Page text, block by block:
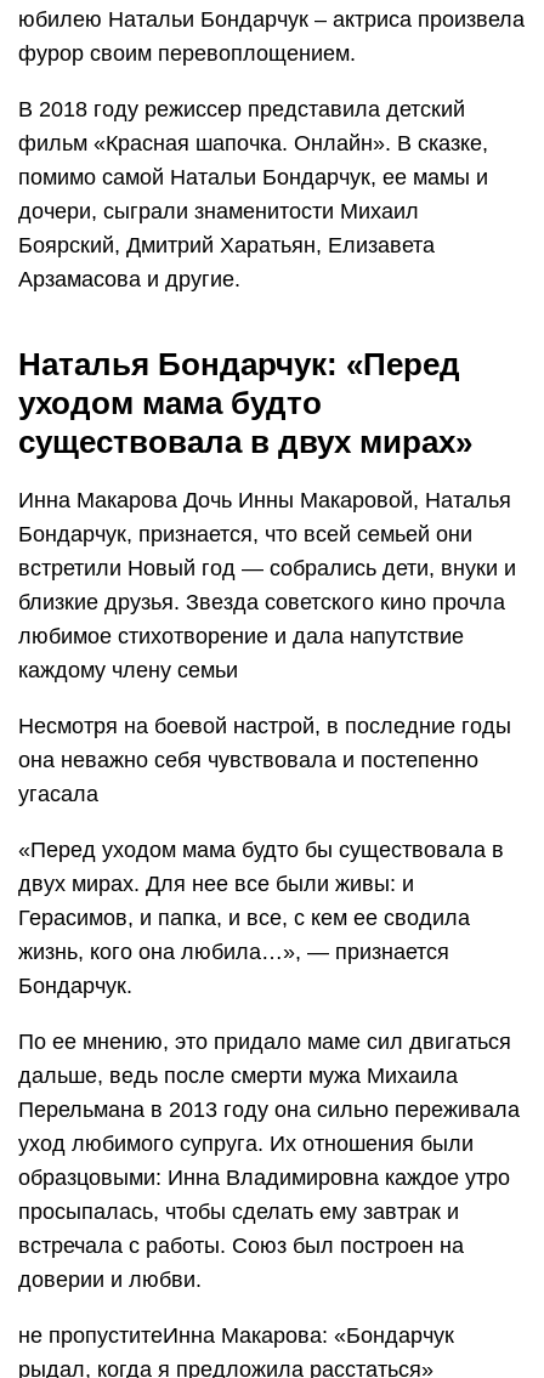
юбилею Натальи Бондарчук – актриса произвела
фурор своим перевоплощением.
В 2018 году режиссер представила детский
фильм «Красная шапочка. Онлайн». В сказке,
помимо самой Натальи Бондарчук, ее мамы и
дочери, сыграли знаменитости Михаил
Боярский, Дмитрий Харатьян, Елизавета
Арзамасова и другие.
Наталья Бондарчук: «Перед
уходом мама будто
существовала в двух мирах»
Инна Макарова Дочь Инны Макаровой, Наталья
Бондарчук, признается, что всей семьей они
встретили Новый год — собрались дети, внуки и
близкие друзья. Звезда советского кино прочла
любимое стихотворение и дала напутствие
каждому члену семьи
Несмотря на боевой настрой, в последние годы
она неважно себя чувствовала и постепенно
угасала
«Перед уходом мама будто бы существовала в
двух мирах. Для нее все были живы: и
Герасимов, и папка, и все, с кем ее сводила
жизнь, кого она любила…», — признается
Бондарчук.
По ее мнению, это придало маме сил двигаться
дальше, ведь после смерти мужа Михаила
Перельмана в 2013 году она сильно переживала
уход любимого супруга. Их отношения были
образцовыми: Инна Владимировна каждое утро
просыпалась, чтобы сделать ему завтрак и
встречала с работы. Союз был построен на
доверии и любви.
не пропуститеИнна Макарова: «Бондарчук
рыдал, когда я предложила расстаться»